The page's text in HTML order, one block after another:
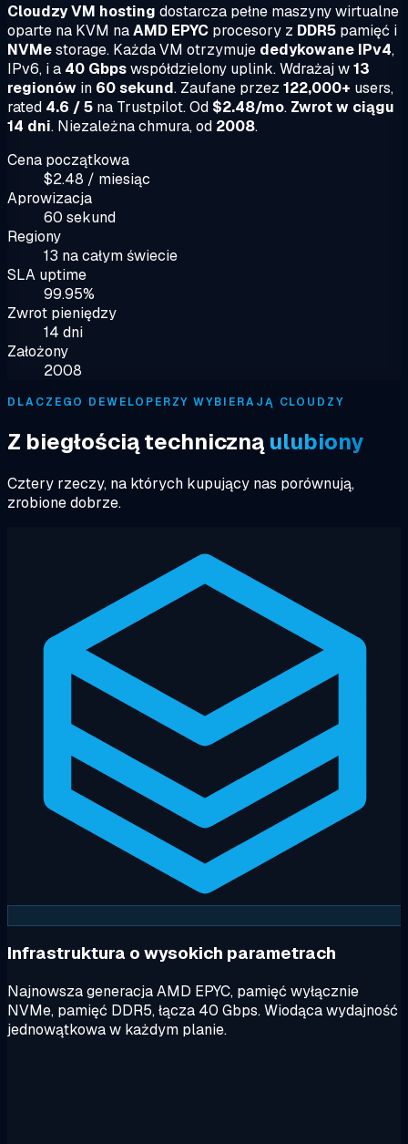
Cloudzy VM hosting dostarcza pełne maszyny wirtualne
oparte na KVM naAMD EPYC procesory z DDR5 pamięć i
NVMestorage. Każda VM otrzymuje dedykowane IPv4,
IPv6, i a 40 Gbpswspółdzielony uplink. Wdrażaj w13
regionów in 60 sekund. Zaufane przez 122,000+ users,
rated 4.6 / 5 na Trustpilot. Od $2.48/mo. Zwrot w ciągu
14 dni. Niezależna chmura, od 2008.
Cena początkowa
$2.48 / miesiąc
Aprowizacja
60 sekund
Regiony
13 na całym świecie
SLA uptime
99.95%
Zwrot pieniędzy
14 dni
Założony
2008
DLACZEGO DEWELOPERZY WYBIERAJĄ CLOUDZY
Z biegłością techniczną ulubiony
Cztery rzeczy, na których kupujący nas porównują,
zrobione dobrze.
Infrastruktura o wysokich parametrach
Najnowsza generacja AMD EPYC, pamięć wyłącznie
NVMe, pamięć DDR5, łącza 40 Gbps. Wiodąca wydajność
jednowątkowa w każdym planie.